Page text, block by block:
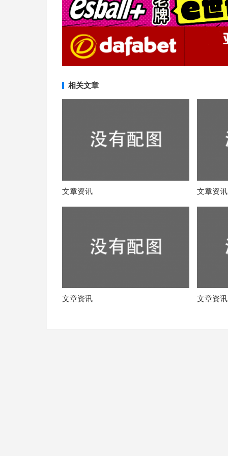
相关文章
文章资讯 文章资讯
文章资讯 文章资讯